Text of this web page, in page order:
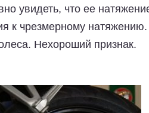
увидеть, что ее
к чрезмерному
Нехороший признак.